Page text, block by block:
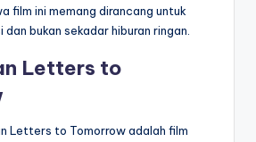
film ini memang dirancang untuk
dan bukan sekadar hiburan ringan.
Letters to
Letters to Tomorrow adalah film